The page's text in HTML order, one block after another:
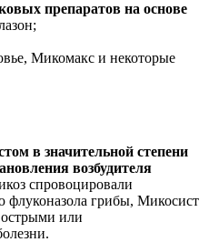
препаратов на основе
Микомакс и некоторые
в значительной степени
возбудителя
спровоцировали
флуконазола грибы, Микосист
острыми или